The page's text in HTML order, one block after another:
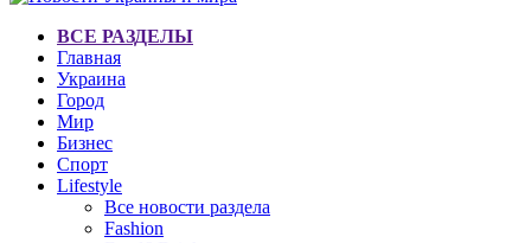
ВСЕ РАЗДЕЛЫ
Главная
Украина
Город
Мир
Бизнес
Спорт
Lifestyle
Все новости раздела
Fashion